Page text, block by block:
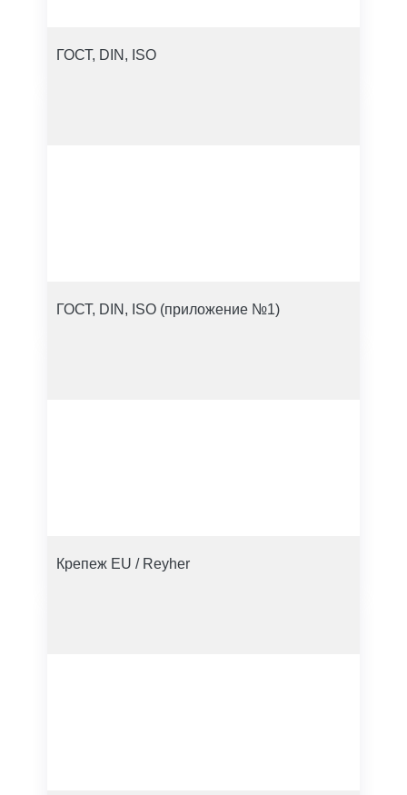
ГОСТ, DIN, ISO
ГОСТ, DIN, ISO (приложение №1)
Крепеж EU / Reyher